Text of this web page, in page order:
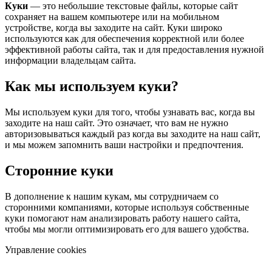
Куки — это небольшие текстовые файлы, которые сайт
сохраняет на вашем компьютере или на мобильном
устройстве, когда вы заходите на сайт. Куки широко
используются как для обеспечения корректной или более
эффективной работы сайта, так и для предоставления нужной
информации владельцам сайта.
Как мы используем куки?
Мы используем куки для того, чтобы узнавать вас, когда вы
заходите на наш сайт. Это означает, что вам не нужно
авторизовываться каждый раз когда вы заходите на наш сайт,
и мы можем запомнить ваши настройки и предпочтения.
Сторонние куки
В дополнение к нашим кукам, мы сотрудничаем со
сторонними компаниями, которые используя собственные
куки помогают нам анализировать работу нашего сайта,
чтобы мы могли оптимизировать его для вашего удобства.
Управление cookies